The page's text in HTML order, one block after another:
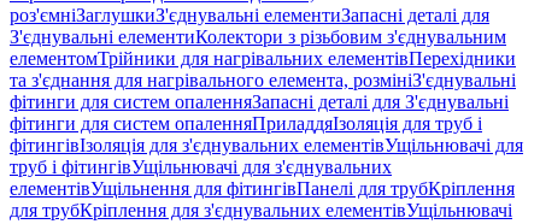
роз'ємніЗаглушкиЗ'єднувальні елементиЗапасні деталі для
З'єднувальні елементиКолектори з різьбовим з'єднувальним
елементомТрійники для нагрівальних елементівПерехідники
та з'єднання для нагрівального елемента, розмініЗ'єднувальні
фітинги для систем опаленняЗапасні деталі для З'єднувальні
фітинги для систем опаленняПриладдяІзоляція для труб і
фітингівІзоляція для з'єднувальних елементівУщільнювачі для
труб і фітингівУщільнювачі для з'єднувальних
елементівУщільнення для фітингівПанелі для трубКріплення
для трубКріплення для з'єднувальних елементівУщільнювачі